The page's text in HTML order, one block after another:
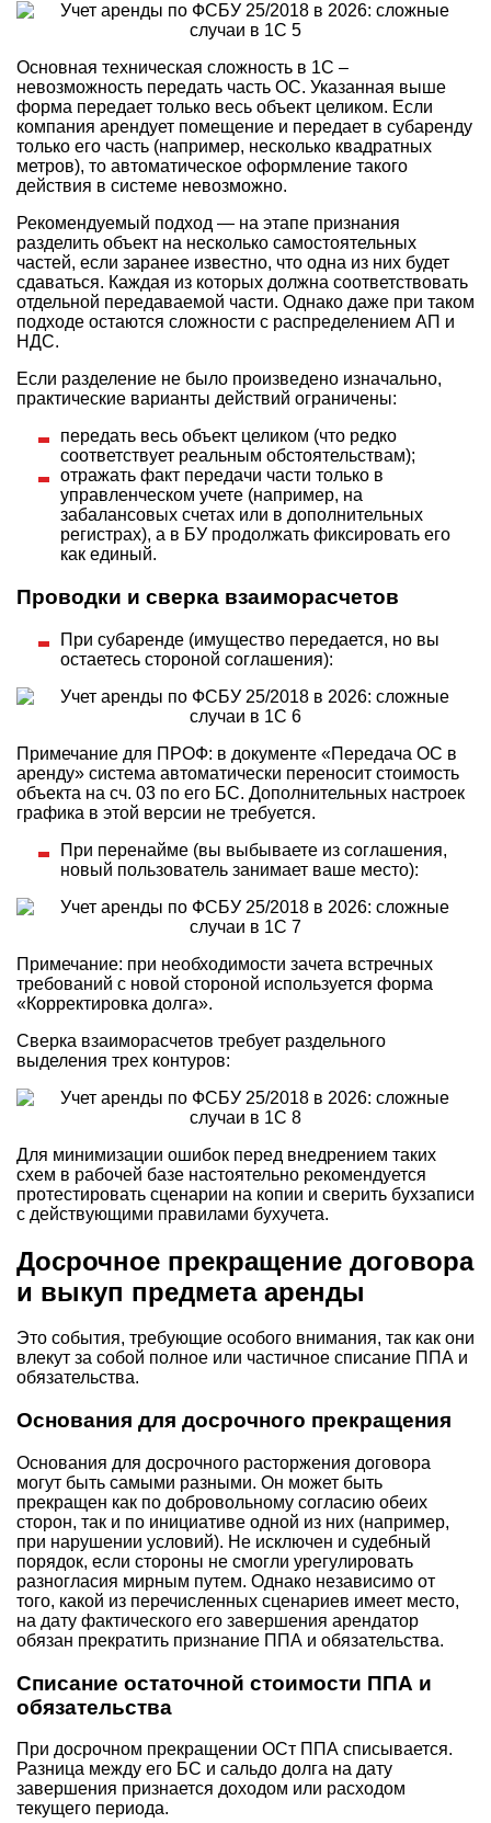
Основная техническая сложность в 1С –
невозможность передать часть ОС. Указанная выше
форма передает только весь объект целиком. Если
компания арендует помещение и передает в субаренду
только его часть (например, несколько квадратных
метров), то автоматическое оформление такого
действия в системе невозможно.
Рекомендуемый подход — на этапе признания
разделить объект на несколько самостоятельных
частей, если заранее известно, что одна из них будет
сдаваться. Каждая из которых должна соответствовать
отдельной передаваемой части. Однако даже при таком
подходе остаются сложности с распределением АП и
НДС.
Если разделение не было произведено изначально,
практические варианты действий ограничены:
передать весь объект целиком (что редко
соответствует реальным обстоятельствам);
отражать факт передачи части только в
управленческом учете (например, на
забалансовых счетах или в дополнительных
регистрах), а в БУ продолжать фиксировать его
как единый.
Проводки и сверка взаиморасчетов
При субаренде (имущество передается, но вы
остаетесь стороной соглашения):
Примечание для ПРОФ: в документе «Передача ОС в
аренду» система автоматически переносит стоимость
объекта на сч. 03 по его БС. Дополнительных настроек
графика в этой версии не требуется.
При перенайме (вы выбываете из соглашения,
новый пользователь занимает ваше место):
Примечание: при необходимости зачета встречных
требований с новой стороной используется форма
«Корректировка долга».
Сверка взаиморасчетов требует раздельного
выделения трех контуров:
Для минимизации ошибок перед внедрением таких
схем в рабочей базе настоятельно рекомендуется
протестировать сценарии на копии и сверить бухзаписи
с действующими правилами бухучета.
Досрочное прекращение договора
и выкуп предмета аренды
Это события, требующие особого внимания, так как они
влекут за собой полное или частичное списание ППА и
обязательства.
Основания для досрочного прекращения
Основания для досрочного расторжения договора
могут быть самыми разными. Он может быть
прекращен как по добровольному согласию обеих
сторон, так и по инициативе одной из них (например,
при нарушении условий). Не исключен и судебный
порядок, если стороны не смогли урегулировать
разногласия мирным путем. Однако независимо от
того, какой из перечисленных сценариев имеет место,
на дату фактического его завершения арендатор
обязан прекратить признание ППА и обязательства.
Списание остаточной стоимости ППА и
обязательства
При досрочном прекращении ОСт ППА списывается.
Разница между его БС и сальдо долга на дату
завершения признается доходом или расходом
текущего периода.